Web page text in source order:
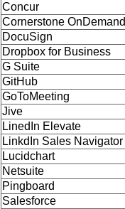
Concur
Cornerstone OnDemand
DocuSign
Dropbox for Business
G Suite
GitHub
GoToMeeting
Jive
LinedIn Elevate
LinkdIn Sales Navigator
Lucidchart
Netsuite
Pingboard
Salesforce